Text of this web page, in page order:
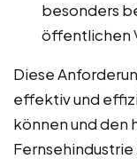
besonders
öffentlichen
Diese
effektiv und
können und den